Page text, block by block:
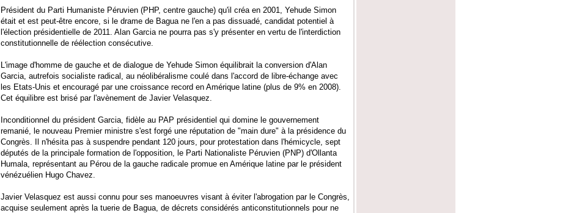
Président du Parti Humaniste Péruvien (PHP, centre gauche) qu'il créa en 2001, Yehude Simon
était et est peut-être encore, si le drame de Bagua ne l'en a pas dissuadé, candidat potentiel à
l'élection présidentielle de 2011. Alan Garcia ne pourra pas s'y présenter en vertu de l'interdiction
constitutionnelle de réélection consécutive.
L'image d'homme de gauche et de dialogue de Yehude Simon équilibrait la conversion d'Alan
Garcia, autrefois socialiste radical, au néolibéralisme coulé dans l'accord de libre-échange avec
les Etats-Unis et encouragé par une croissance record en Amérique latine (plus de 9% en 2008).
Cet équilibre est brisé par l'avènement de Javier Velasquez.
Inconditionnel du président Garcia, fidèle au PAP présidentiel qui domine le gouvernement
remanié, le nouveau Premier ministre s'est forgé une réputation de "main dure" à la présidence du
Congrès. Il n'hésita pas à suspendre pendant 120 jours, pour protestation dans l'hémicycle, sept
députés de la principale formation de l'opposition, le Parti Nationaliste Péruvien (PNP) d'Ollanta
Humala, représentant au Pérou de la gauche radicale promue en Amérique latine par le président
vénézuélien Hugo Chavez.
Javier Velasquez est aussi connu pour ses manoeuvres visant à éviter l'abrogation par le Congrès,
acquise seulement après la tuerie de Bagua, de décrets considérés anticonstitutionnels pour ne